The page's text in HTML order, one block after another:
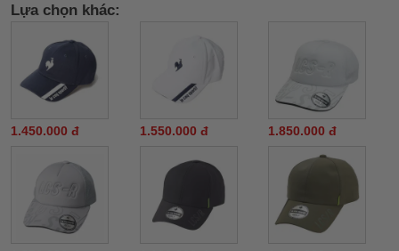
Lựa chọn khác:
1.450.000 đ 1.550.000 đ 1.850.000 đ